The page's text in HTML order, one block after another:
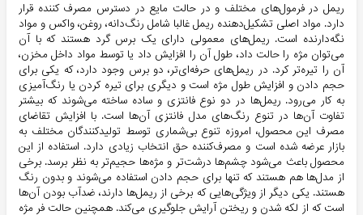
ریمل در فرمول‌های مختلف و در حالت مایع در دسترس مصرف کننده قرار
دارد. مواد اصلی تشکیل‌دهنده ریمل غالبا شامل رنگ‌دانه، روغن، واکس و مواد
نگه‌دارنده است. ریمل‌های معمولی دارای یک برس گرد هستند که با آن
می‌توان مژه را حالت داد، طول آن را افزایش داد یا توسط مواد داخل مخزن،
آن را تیره‌تر کرد. در ریمل‌های حرفه‌ای‌تر، دو برس وجود دارد، که یکی برای
حجم دادن و افزایش طول مژه است و دیگری برای تیره کردن یا رنگ‌آمیزی
به کار می‌رود. ریمل‌ها در دو نوع فانتزی و ساده ساخته می‌شوند که بیشتر
تفاوت آن‌ها در تنوع رنگ‌های مدل فانتزی آن‌ها است. با افزایش تقاضای
مصرف این محصول، امروزه تنوع بی‌شماری توسط تولیدکنندگان مختلف به
بازار عرضه شده است و مصرف‌کننده حق انتخاب زیادی دارد. استفاده از این
محصول باعث می‌شود چشم‌ها درشت‌تر و مژه‌ها حجیم‌تر به نظر برسد. برخی
از مدل‌ها هم هستند که تنها برای حجم دادن استفاده می‌شوند و بدون رنگ
هستند. یکی دیگر از ویژگی‌هایی که برخی از ریمل‌ها دارند، ضدآب بودن آن‌ها
است که از لکه شدن و ریختن آرایش جلوگیری می‌کند. همچنین حالت فر مژه